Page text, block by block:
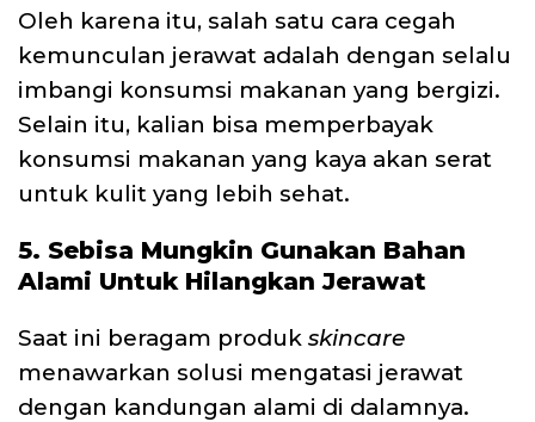
Oleh karena itu, salah satu cara cegah
kemunculan jerawat adalah dengan selalu
imbangi konsumsi makanan yang bergizi.
Selain itu, kalian bisa memperbayak
konsumsi makanan yang kaya akan serat
untuk kulit yang lebih sehat.
5. Sebisa Mungkin Gunakan Bahan
Alami Untuk Hilangkan Jerawat
Saat ini beragam produk skincare
menawarkan solusi mengatasi jerawat
dengan kandungan alami di dalamnya.